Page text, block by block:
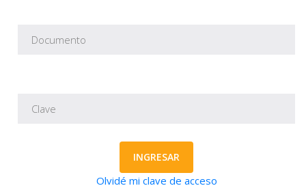
INGRESAR
Olvidé mi clave de acceso